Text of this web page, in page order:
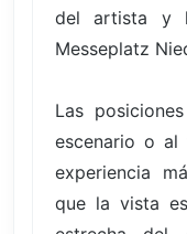
del artista y
Messeplatz
Las
escenario o
experiencia
que la vista